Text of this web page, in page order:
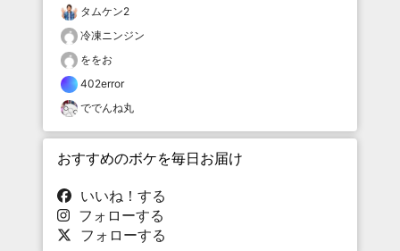
タムケン2
冷凍ニンジン
ををお
402error
ででんね丸
おすすめのボケを毎日お届け
いいね！する
フォローする
フォローする